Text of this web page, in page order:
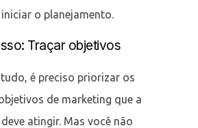
o planejamento.
Traçar objetivos
é preciso priorizar os
de marketing que a
atingir. Mas você não